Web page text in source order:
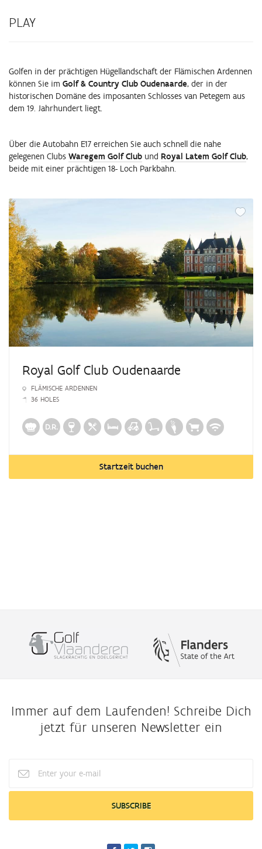
PLAY
Golfen in der prächtigen Hügellandschaft der Flämischen Ardennen
können Sie im Golf & Country Club Oudenaarde, der in der
historischen Domäne des imposanten Schlosses van Petegem aus
dem 19. Jahrhundert liegt.
Über die Autobahn E17 erreichen Sie auch schnell die nahe
gelegenen Clubs Waregem Golf Club und Royal Latem Golf Club,
beide mit einer prächtigen 18- Loch Parkbahn.
Royal Golf Club Oudenaarde
FLÄMISCHE ARDENNEN
36 HOLES
Startzeit buchen
Immer auf dem Laufenden! Schreibe Dich
jetzt für unseren Newsletter ein
your
mail